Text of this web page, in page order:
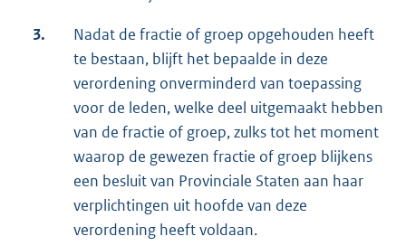
3.
Nadat de fractie of groep opgehouden heeft
te bestaan, blijft het bepaalde in deze
verordening onverminderd van toepassing
voor de leden, welke deel uitgemaakt hebben
van de fractie of groep, zulks tot het moment
waarop de gewezen fractie of groep blijkens
een besluit van Provinciale Staten aan haar
verplichtingen uit hoofde van deze
verordening heeft voldaan.